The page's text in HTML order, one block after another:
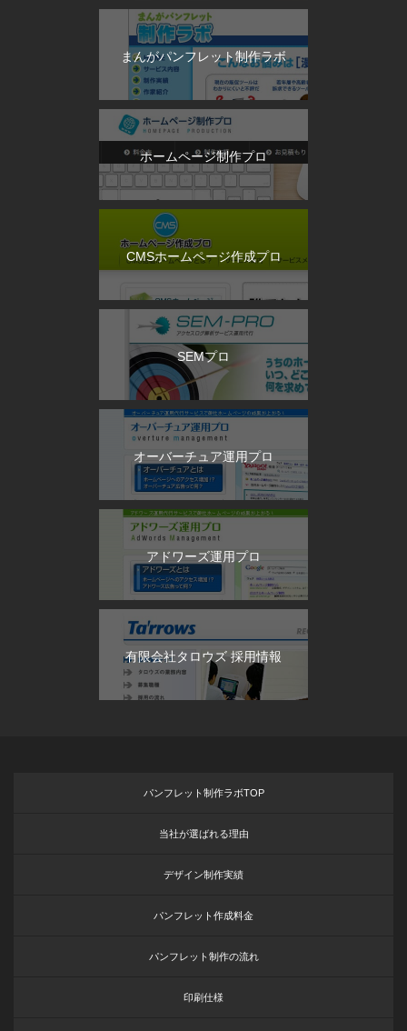
まんがパンフレット制作ラボ
ホームページ制作プロ
CMSホームページ作成プロ
SEMプロ
オーバーチュア運用プロ
アドワーズ運用プロ
有限会社タロウズ 採用情報
パンフレット制作ラボTOP
当社が選ばれる理由
デザイン制作実績
パンフレット作成料金
パンフレット制作の流れ
印刷仕様